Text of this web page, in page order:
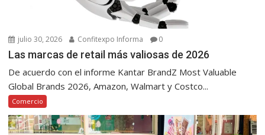
julio 30, 2026 Confitexpo Informa 0
Las marcas de retail más valiosas de 2026
De acuerdo con el informe Kantar BrandZ Most Valuable
Global Brands 2026, Amazon, Walmart y Costco...
Comercio